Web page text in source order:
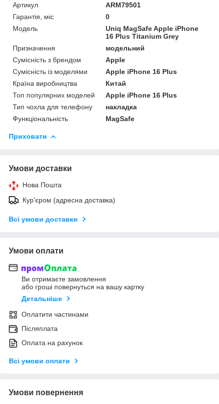
Артикул
ARM79501
Гарантія, міс
0
Мoдель
Uniq MagSafe Apple iPhone
16 Plus Titanium Grey
Призначення
модельний
Сумісність з брендом
Apple
Сумісність із моделями
Apple iPhone 16 Plus
Країна виробництва
Китай
Топ популярних моделей
Apple iPhone 16 Plus
Тип чохла для телефону
накладка
Функціональність
MagSafe
Приховати
Умови доставки
Нова Пошта
Кур'єром (адресна доставка)
Всі умови доставки
Умови оплати
Ви отримаєте замовлення
або гроші повернуться на вашу картку
Детальніше
Оплатити частинами
Післяплата
Оплата на рахунок
Всі умови оплати
Умови повернення